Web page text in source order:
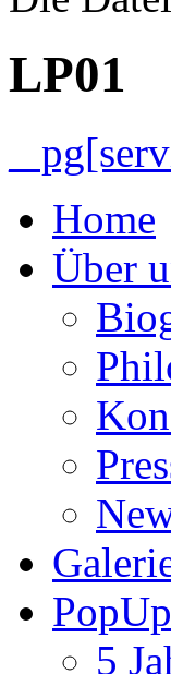
Fehlermeldung
LP01
_
Home
Über
PopUp
5